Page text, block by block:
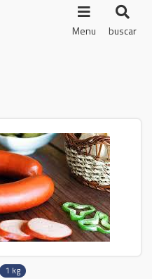
Menu buscar
1 kg